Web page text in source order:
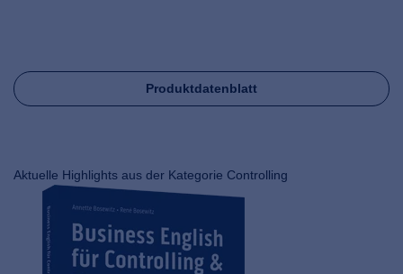
Produktdatenblatt
Aktuelle Highlights aus der Kategorie Controlling